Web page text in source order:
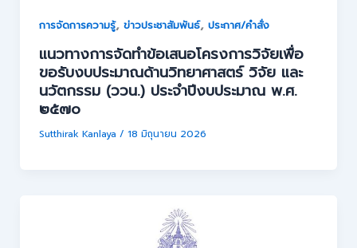
การจัดการความรู้, ข่าวประชาสัมพันธ์, ประกาศ/คำสั่ง
แนวทางการจัดทำข้อเสนอโครงการวิจัยเพื่อ
ขอรับงบประมาณด้านวิทยาศาสตร์ วิจัย และ
นวัตกรรม (ววน.) ประจำปีงบประมาณ พ.ศ.
๒๕๗๐
Sutthirak Kanlaya / 18 มิถุนายน 2026